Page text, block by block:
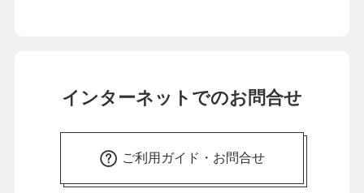
インターネットでのお問合せ
ご利用ガイド・お問合せ